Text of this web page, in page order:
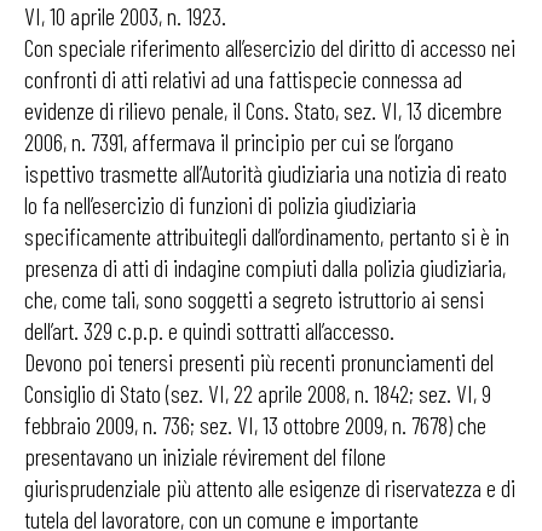
VI, 10 aprile 2003, n. 1923.
Con speciale riferimento all’esercizio del diritto di accesso nei
confronti di atti relativi ad una fattispecie connessa ad
evidenze di rilievo penale, il Cons. Stato, sez. VI, 13 dicembre
2006, n. 7391, affermava il principio per cui se l’organo
ispettivo trasmette all’Autorità giudiziaria una notizia di reato
lo fa nell’esercizio di funzioni di polizia giudiziaria
specificamente attribuitegli dall’ordinamento, pertanto si è in
presenza di atti di indagine compiuti dalla polizia giudiziaria,
che, come tali, sono soggetti a segreto istruttorio ai sensi
dell’art. 329 c.p.p. e quindi sottratti all’accesso.
Devono poi tenersi presenti più recenti pronunciamenti del
Consiglio di Stato (sez. VI, 22 aprile 2008, n. 1842; sez. VI, 9
febbraio 2009, n. 736; sez. VI, 13 ottobre 2009, n. 7678) che
presentavano un iniziale révirement del filone
giurisprudenziale più attento alle esigenze di riservatezza e di
tutela del lavoratore, con un comune e importante